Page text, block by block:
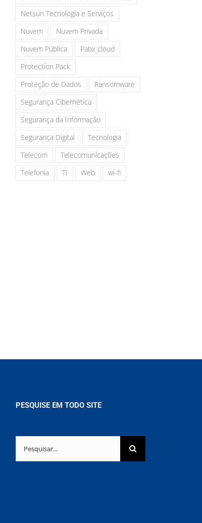
Netsun Tecnologia e Serviços
Nuvem
Nuvem Privada
Nuvem Pública
Pabx cloud
Protection Pack
Proteção de Dados
Ransomware
Segurança Cibernética
Segurança da Informação
Segurança Digital
Tecnologia
Telecom
Telecomunicações
Telefonia
TI Web wi-fi
PESQUISE EM TODO SITE